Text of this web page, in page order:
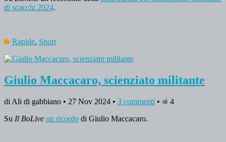
di scacchi 2024.
Rapide, Sport
Giulio Maccacaro, scienziato militante
di Ali di gabbiano • 27 Nov 2024 • 3 commenti •
4
Su Il BoLive un ricordo di Giulio Maccacaro.